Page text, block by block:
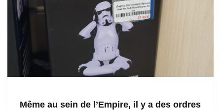
Même au sein de l’Empire, il y a des ordres